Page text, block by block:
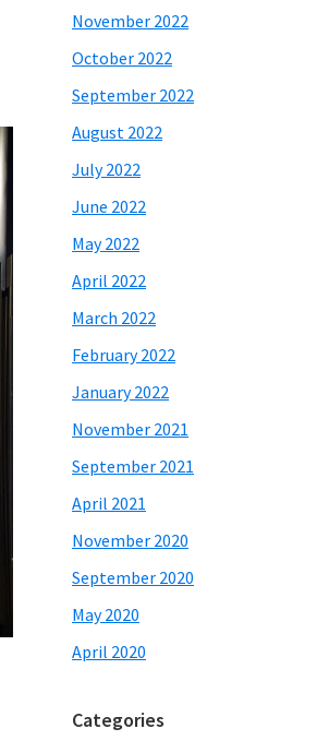
November 2022
October 2022
September 2022
August 2022
July 2022
June 2022
May 2022
April 2022
March 2022
February 2022
January 2022
November 2021
September 2021
April 2021
November 2020
September 2020
May 2020
April 2020
Categories